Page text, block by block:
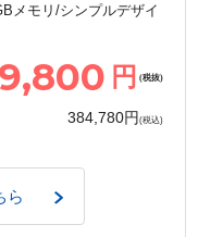
メモリ/シンプルデザイ
円 (税抜)
384,780円 (税込)
ら